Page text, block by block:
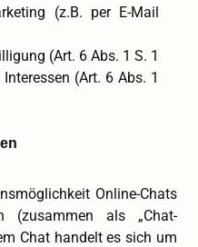
(z.B. per E-Mail
(Art. 6 Abs. 1 S. 1
(Art. 6 Abs. 1
Online-Chats
(zusammen als „Chat-
Chat handelt es sich um